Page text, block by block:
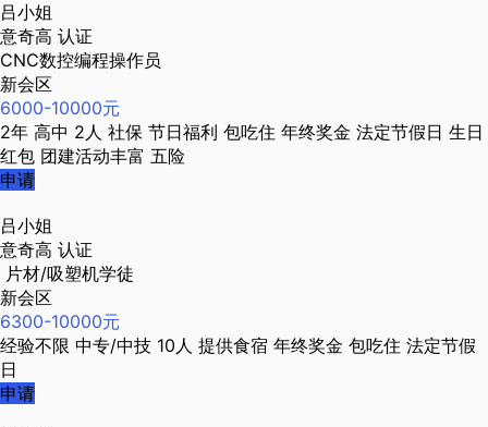
吕小姐
意奇高 认证
CNC数控编程操作员
新会区
6000-10000元
2年 高中 2人 社保 节日福利 包吃住 年终奖金 法定节假日 生日
红包 团建活动丰富 五险
申请
吕小姐
意奇高 认证
片材/吸塑机学徒
新会区
6300-10000元
经验不限 中专/中技 10人 提供食宿 年终奖金 包吃住 法定节假
日
申请